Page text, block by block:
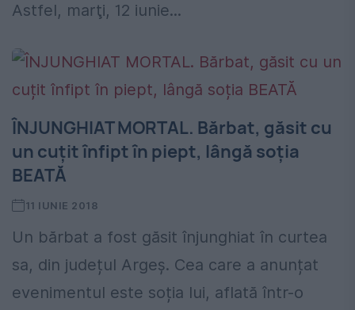
Astfel, marţi, 12 iunie...
ÎNJUNGHIAT MORTAL. Bărbat, găsit cu
un cuțit înfipt în piept, lângă soția
BEATĂ
11 IUNIE 2018
Un bărbat a fost găsit înjunghiat în curtea
sa, din județul Argeș. Cea care a anunțat
evenimentul este soția lui, aflată într-o